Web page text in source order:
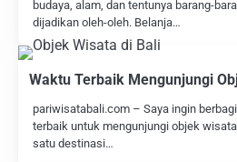
budaya, alam, dan tentunya barang-
dijadikan oleh-oleh. Belanja…
Waktu Terbaik Mengunjungi
pariwisatabali.com – Saya ingin
terbaik untuk mengunjungi objek
satu destinasi…